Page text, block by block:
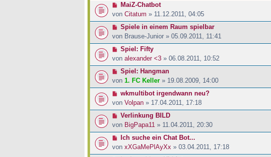
MaiZ-Chatbot
von Citatum » 11.12.2011, 04:05
Spiele in einem Raum spielbar
von Brause-Junior » 05.09.2011, 11:41
Spiel: Fifty
von alexander <3 » 06.08.2011, 10:52
Spiel: Hangman
von 1. FC Keller » 19.08.2009, 14:00
wkmultibot irgendwann neu?
von Volpan » 17.04.2011, 17:18
Verlinkung BILD
von BigPapa11 » 11.04.2011, 20:30
Ich suche ein Chat Bot...
von xXGaMePlAyXx » 03.04.2011, 17:18